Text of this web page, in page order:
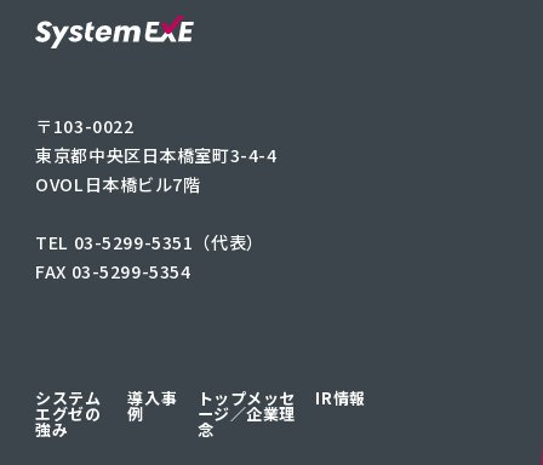
〒103-0022
東京都中央区日本橋室町3-4-4
OVOL日本橋ビル7階
TEL 03-5299-5351（代表）
FAX 03-5299-5354
システム
エグゼの
強み
導入事
例
トップメッセ
ージ／企業理
念
IR情報